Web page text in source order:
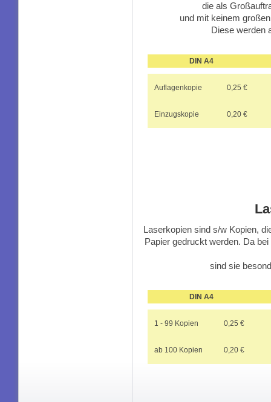
die als
und mit keinem
Diese werden
DIN A4
Auflagenkopie 0,25 €
Einzugskopie 0,20 €
Laserkopien sind s/w Kopien,
Papier gedruckt werden. Da
sind sie
DIN A4
1 - 99 Kopien 0,25 €
ab 100 Kopien 0,20 €